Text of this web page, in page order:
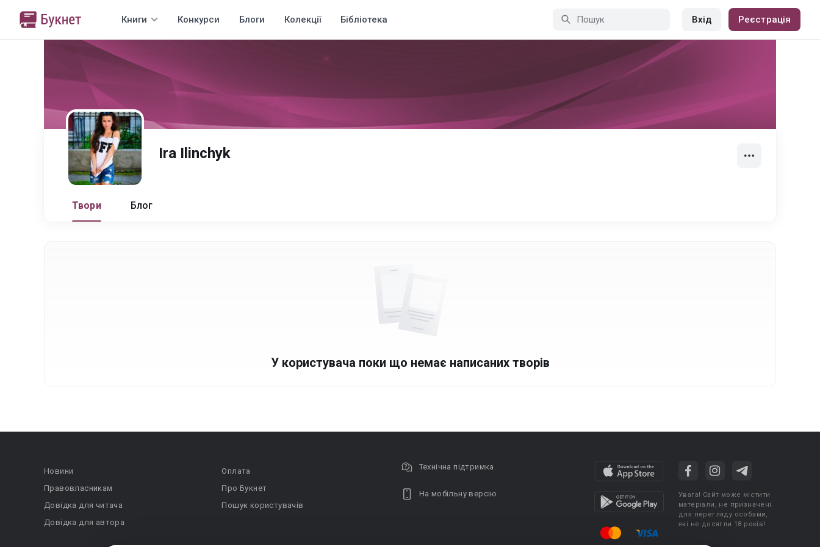
Книги Конкурси Блоги Колекції Бібліотека Вхід Реєстрація
Ira Ilinchyk
Твори Блог
У користувача поки що немає написаних творів
Новини
Правовласникам
Довідка для читача
Довідка для автора
Оплата
Про Букнет
Пошук користувачів
Технічна підтримка
На мобільну версію
Увага! Сайт може містити
матеріали, не призначені
для перегляду особами,
які не досягли 18 років!